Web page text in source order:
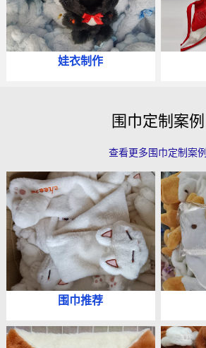
娃衣制作
围巾定制案例
查看更多围巾定制案例
围巾推荐